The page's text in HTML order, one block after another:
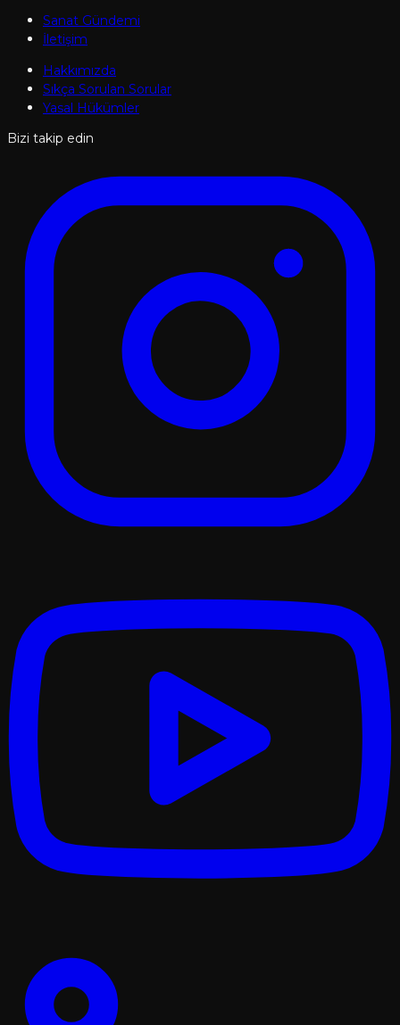
Sanat Gündemi
İletişim
Hakkımızda
Sıkça Sorulan Sorular
Yasal Hükümler
Bizi takip edin